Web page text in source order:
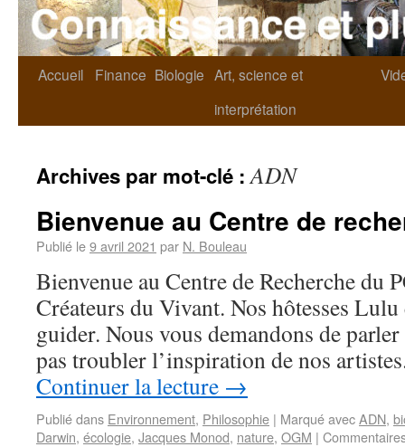
Accueil Finance Biologie Art, science et
interprétation
Archives par mot-clé :ADN
Bienvenue au Centre de
Publié le9 avril 2021 par N. Bouleau
Bienvenue au Centre de Recherche du
Créateurs du Vivant. Nos hôtesses
guider. Nous vous demandons de
pas troubler l’inspiration de nos
Continuer la lecture →
Publié dans Environnement, Philosophie | Marqué avecADN,
Darwin, écologie, Jacques Monod, nature, OGM |